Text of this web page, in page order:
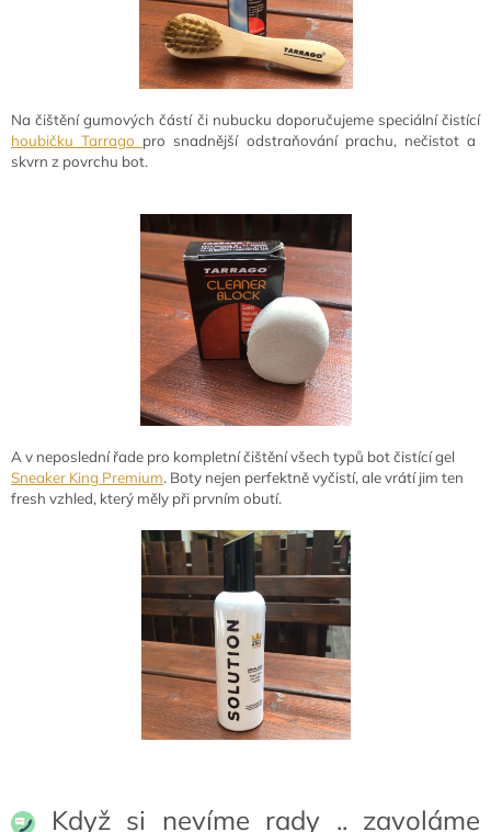
Na čištění gumových částí či nubucku doporučujeme speciální čistící
houbičku Tarrago pro snadnější odstraňování prachu, nečistot a
skvrn z povrchu bot.
A v neposlední řade pro kompletní čištění všech typů bot čistící gel
Sneaker King Premium. Boty nejen perfektně vyčistí, ale vrátí jim ten
fresh vzhled, který měly při prvním obutí.
Když si nevíme rady .. zavoláme